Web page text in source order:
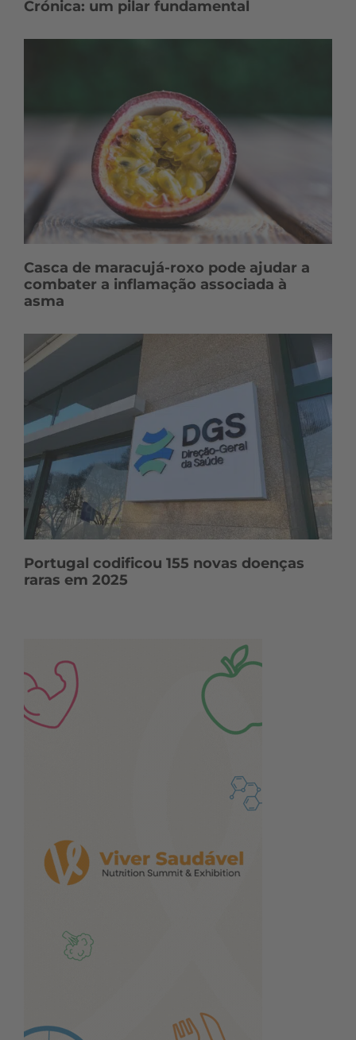
Crónica: um pilar fundamental
Casca de maracujá-roxo pode ajudar a
combater a inflamação associada à
asma
Portugal codificou 155 novas doenças
raras em 2025